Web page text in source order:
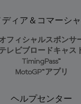
ディア＆コマーシ
フィシャルスポンサ
レビブロードキャス
TimingPass™
MotoGP™アプリ
ヘルプセンター